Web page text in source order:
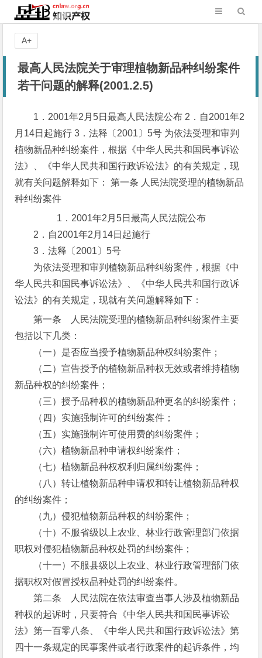
最高人民法院关于审理植物新品种纠纷案件
若干问题的解释(2001.2.5)
1．2001年2月5日最高人民法院公布 2．自2001年2
月14日起施行 3．法释〔2001〕5号 为依法受理和审判
植物新品种纠纷案件，根据《中华人民共和国民事诉讼
法》、《中华人民共和国行政诉讼法》的有关规定，现
就有关问题解释如下： 第一条 人民法院受理的植物新品
种纠纷案件
1．2001年2月5日最高人民法院公布
2．自2001年2月14日起施行
3．法释〔2001〕5号
为依法受理和审判植物新品种纠纷案件，根据《中
华人民共和国民事诉讼法》、《中华人民共和国行政诉
讼法》的有关规定，现就有关问题解释如下：
第一条 人民法院受理的植物新品种纠纷案件主要
包括以下几类：
（一）是否应当授予植物新品种权纠纷案件；
（二）宣告授予的植物新品种权无效或者维持植物
新品种权的纠纷案件；
（三）授予品种权的植物新品种更名的纠纷案件；
（四）实施强制许可的纠纷案件；
（五）实施强制许可使用费的纠纷案件；
（六）植物新品种申请权纠纷案件；
（七）植物新品种权权利归属纠纷案件；
（八）转让植物新品种申请权和转让植物新品种权
的纠纷案件；
（九）侵犯植物新品种权的纠纷案件；
（十）不服省级以上农业、林业行政管理部门依据
职权对侵犯植物新品种权处罚的纠纷案件；
（十一）不服县级以上农业、林业行政管理部门依
据职权对假冒授权品种处罚的纠纷案件。
第二条 人民法院在依法审查当事人涉及植物新品
种权的起诉时，只要符合《中华人民共和国民事诉讼
法》第一百零八条、《中华人民共和国行政诉讼法》第
四十一条规定的民事案件或者行政案件的起诉条件，均
A+